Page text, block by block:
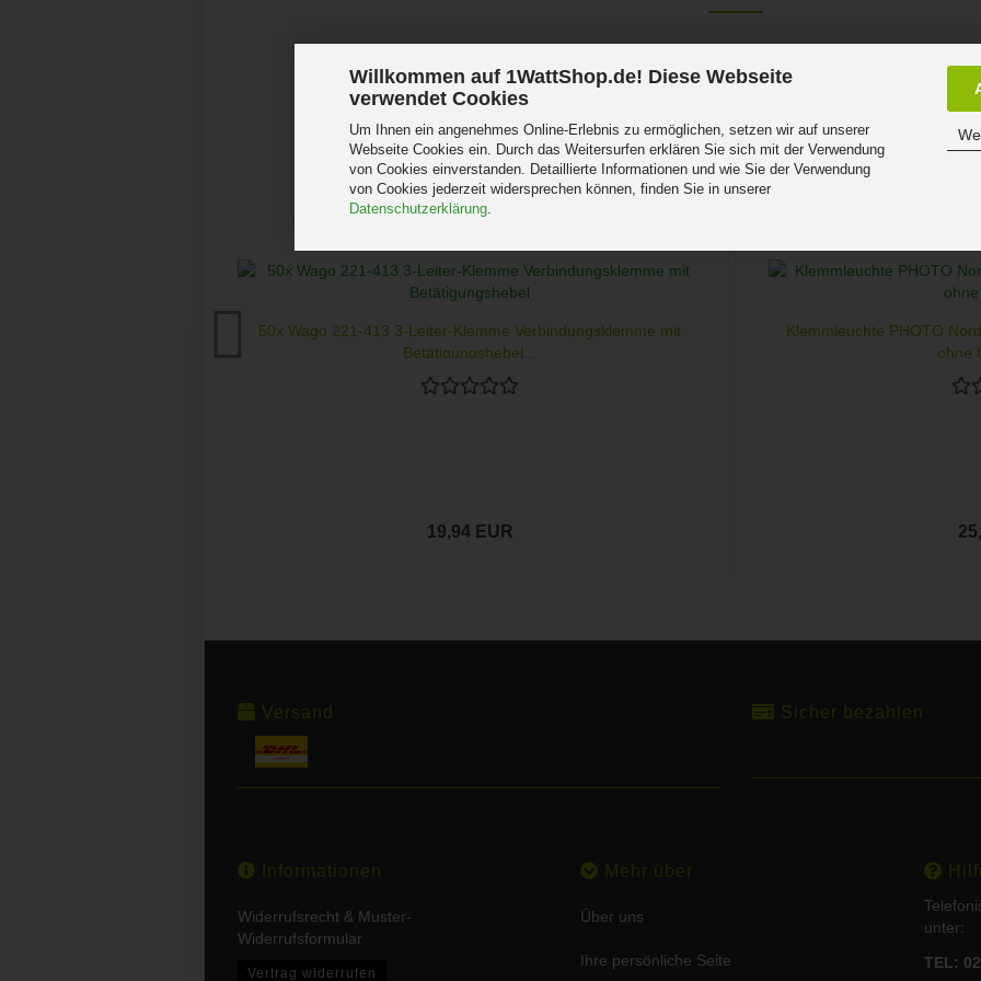
Willkommen auf 1WattShop.de! Diese Webseite
verwendet Cookies
Um Ihnen ein angenehmes Online-Erlebnis zu ermöglichen, setzen wir auf unserer
Webseite Cookies ein. Durch das Weitersurfen erklären Sie sich mit der Verwendung
von Cookies einverstanden. Detaillierte Informationen und wie Sie der Verwendung
von Cookies jederzeit widersprechen können, finden Sie in unserer
Datenschutzerklärung.
50x Wago 221-413 3-Leiter-Klemme Verbindungsklemme mit
Betätigungshebel...
19,94 EUR
Klemmleuchte PHOTO
ohne
Versand Sicher bezahlen
Informationen
Widerrufsrecht & Muster-
Widerrufsformular
Vertrag widerrufen
Mehr über
Über uns
Ihre persönliche Seite
unter:
TEL: